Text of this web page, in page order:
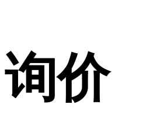
询价